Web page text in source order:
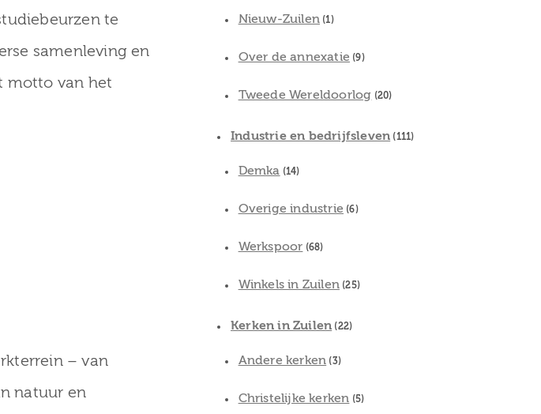
te
samenleving en
motto van het
– van
natuur en
Nieuw-Zuilen (1)
Over de annexatie (9)
Tweede Wereldoorlog (20)
Industrie en bedrijfsleven (111)
Demka (14)
Overige industrie (6)
Werkspoor (68)
Winkels in Zuilen (25)
Kerken in Zuilen (22)
Andere kerken (3)
Christelijke kerken (5)